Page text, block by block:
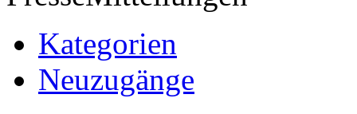
Kategorien
Neuzugänge